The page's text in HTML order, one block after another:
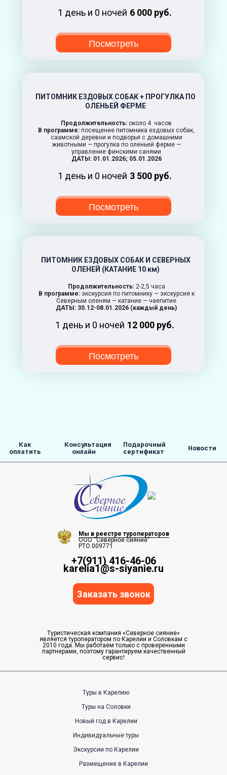
1 день и 0 ночей 6 000 руб.
Посмотреть
ПИТОМНИК ЕЗДОВЫХ СОБАК + ПРОГУЛКА ПО
ОЛЕНЬЕЙ ФЕРМЕ
Продолжительность: около 4 часов
В программе: посещение питомника ездовых собак,
саамской деревни и подворья с домашними
животными — прогулка по оленьей ферме —
управление финскими санями
ДАТЫ: 01.01.2026; 05.01.2026
1 день и 0 ночей 3 500 руб.
Посмотреть
ПИТОМНИК ЕЗДОВЫХ СОБАК И СЕВЕРНЫХ
ОЛЕНЕЙ (КАТАНИЕ 10 км)
Продолжительность:2-2,5 часа
В программе: экскурсия по питомнику — экскурсия к
Северным оленям — катание — чаепитие
ДАТЫ: 30.12-08.01.2026 (каждый день)
1 день и 0 ночей 12 000 руб.
Посмотреть
Как
оплатить
Консультация
онлайн
Подарочный
сертификат
Новости
Мы в реестре туроператоров
ООО “Северное сияние”
РТО 009771
+7(911) 416-46-06
karelia1@s-siyanie.ru
Заказать звонок
Туристическая компания «Северное сияние»
является туроператором по Карелии и Соловкам с
2010 года. Мы работаем только с проверенными
партнерами, поэтому гарантируем качественный
сервис!
Туры в Карелию
Туры на Соловки
Новый год в Карелии
Индивидуальные туры
Экскурсии по Карелии
Размещение в Карелии